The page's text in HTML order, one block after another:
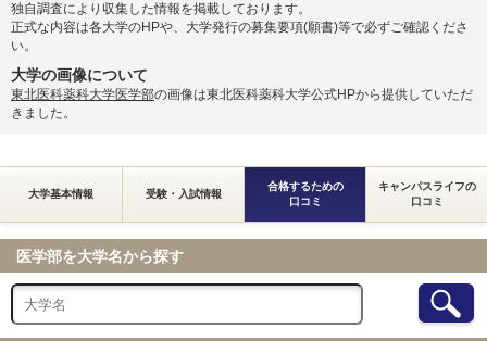
独自調査により収集した情報を掲載しております。
正式な内容は各大学のHPや、大学発行の募集要項(願書)等で必ずご確認くださ
い。
大学の画像について
東北医科薬科大学医学部の画像は東北医科薬科大学公式HPから提供していただ
きました。
大学基本情報 受験・入試情報
合格するための
口コミ
キャンパスライフの
口コミ
医学部を大学名から探す